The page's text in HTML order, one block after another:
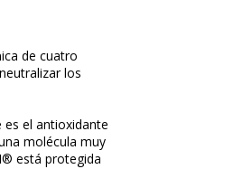
de cuatro
los
es el antioxidante
molécula muy
está protegida